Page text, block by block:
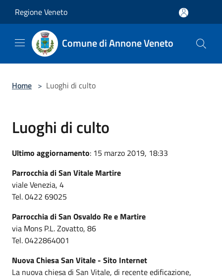
Regione Veneto
Comune di Annone Veneto
Home > Luoghi di culto
Luoghi di culto
Ultimo aggiornamento: 15 marzo 2019, 18:33
Parrocchia di San Vitale Martire
viale Venezia, 4
Tel. 0422 69025
Parrocchia di San Osvaldo Re e Martire
via Mons P.L. Zovatto, 86
Tel. 0422864001
Nuova Chiesa San Vitale - Sito Internet
La nuova chiesa di San Vitale, di recente edificazione,